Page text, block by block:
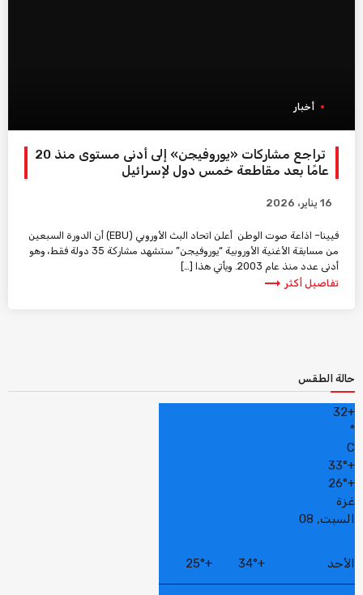
أخبار
تراجع مشاركات «يوروفيجن» إلى أدنى مستوى منذ 20
عامًا بعد مقاطعة خمس دول لإسرائيل
16 يناير، 2026
فيينا– اذاعة صوت الوطن أعلن اتحاد البث الأوروبي (EBU) أن الدورة السبعين
من مسابقة الأغنية الأوروبية “يوروفيجن” ستشهد مشاركة 35 دولة فقط، وهو
أدنى عدد منذ عام 2003. ويأتي هذا […]
تفاصيل أكثر trending_flat
حالة الطقس
+
32
°
C
+
33°
+
26°
غزة
السبت, 08
الأحد +
34°
+
25°